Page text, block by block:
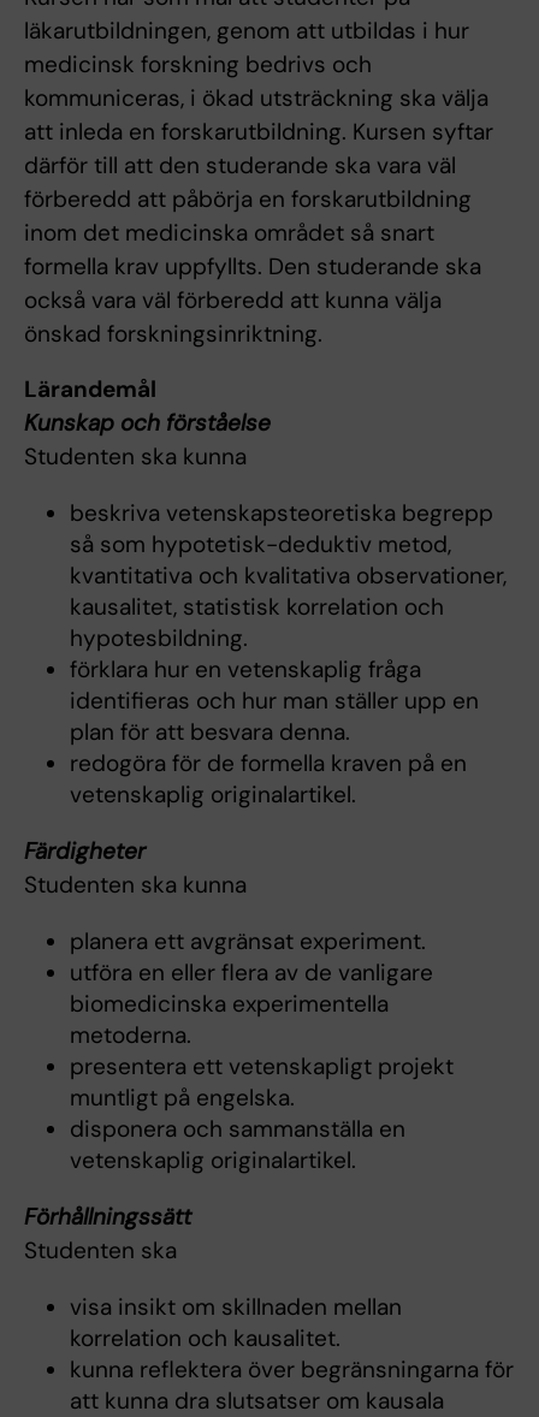
läkarutbildningen, genom att utbildas i hur
medicinsk forskning bedrivs och
kommuniceras, i ökad utsträckning ska välja
att inleda en forskarutbildning. Kursen syftar
därför till att den studerande ska vara väl
förberedd att påbörja en forskarutbildning
inom det medicinska området så snart
formella krav uppfyllts. Den studerande ska
också vara väl förberedd att kunna välja
önskad forskningsinriktning.
Lärandemål
Kunskap och förståelse
Studenten ska kunna
beskriva vetenskapsteoretiska begrepp
så som hypotetisk-deduktiv metod,
kvantitativa och kvalitativa observationer,
kausalitet, statistisk korrelation och
hypotesbildning.
förklara hur en vetenskaplig fråga
identifieras och hur man ställer upp en
plan för att besvara denna.
redogöra för de formella kraven på en
vetenskaplig originalartikel.
Färdigheter
Studenten ska kunna
planera ett avgränsat experiment.
utföra en eller flera av de vanligare
biomedicinska experimentella
metoderna.
presentera ett vetenskapligt projekt
muntligt på engelska.
disponera och sammanställa en
vetenskaplig originalartikel.
Förhållningssätt
Studenten ska
visa insikt om skillnaden mellan
korrelation och kausalitet.
kunna reflektera över begränsningarna för
att kunna dra slutsatser om kausala